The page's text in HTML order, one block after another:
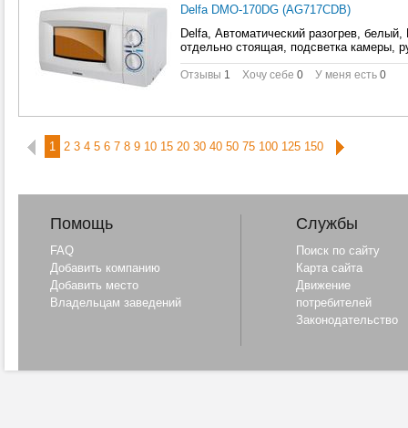
Delfa DMO-170DG (AG717CDB)
Delfa, Автоматический разогрев,
отдельно стоящая, подсветка камеры,
Отзывы 1 Хочу себе 0 У меня есть 0
1 2 3 4 5 6 7 8 9 10 15 20 30 40 50 75 100 125 150
Помощь
FAQ
Добавить компанию
Добавить место
Владельцам заведений
Службы
Поиск по сайту
Карта сайта
Движение
потребителей
Законодательство